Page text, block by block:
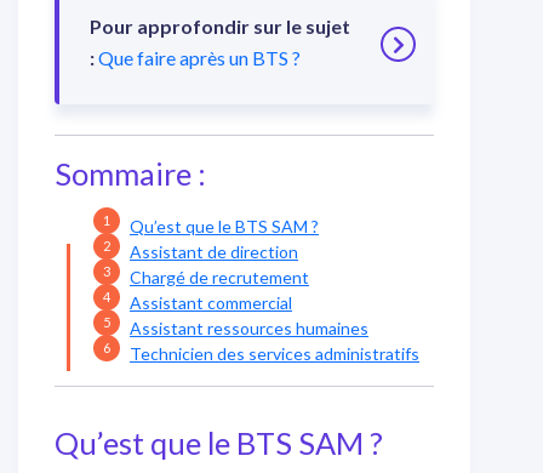
Pour approfondir sur le sujet
:Que faire après un BTS ?
Sommaire :
Qu’est que le BTS SAM ?
Assistant de direction
Chargé de recrutement
Assistant commercial
Assistant ressources humaines
Technicien des services administratifs
Qu’est que le BTS SAM ?